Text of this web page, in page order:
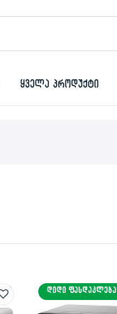
ყველა პროდუქტი
ᲓᲘᲓᲘ ᲤᲐᲡᲓᲐᲙᲚᲔᲑᲐ